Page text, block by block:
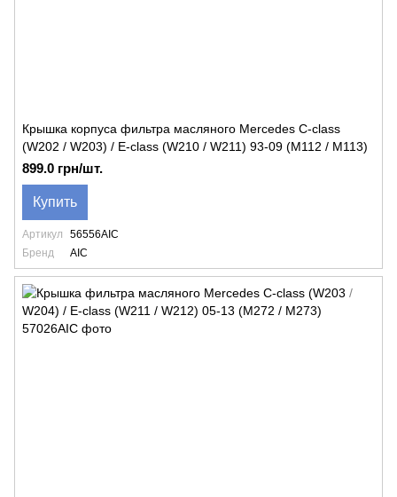
Крышка корпуса фильтра масляного Mercedes C-class
(W202 / W203) / E-class (W210 / W211) 93-09 (M112 / M113)
899.0 грн/шт.
Купить
Артикул
56556AIC
Бренд
AIC